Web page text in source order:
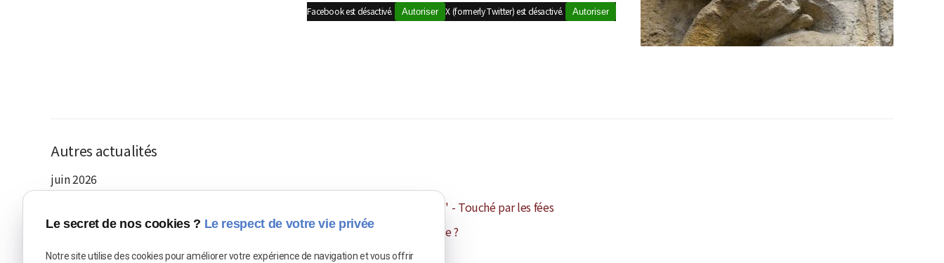
X (formerly Twitter) est désactivé. Autoriser
Facebook est désactivé. Autoriser
Autres actualités
juin 2026
Saison culturelle 2025 - 2026 du Château de Germolles : "Les Souterraines" - Touché par les fées
Table-ronde de la Saison culturelle 2025-2026 - qu'est-ce que le patrimoine ?
mai 2026
Le secret de nos cookies ? Le respect de votre vie privée
Notre site utilise des cookies pour améliorer votre expérience de navigation et vous offrir